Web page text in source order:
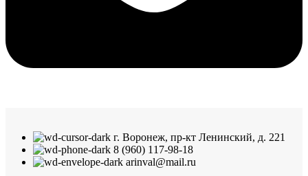
г. Воронеж, пр-кт Ленинский, д. 221
8 (960) 117-98-18
arinval@mail.ru